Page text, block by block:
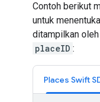
Contoh berikut
untuk
ditampilkan
placeID :
Places Swift